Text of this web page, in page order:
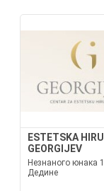
ESTETSKA
GEORGIJEV
Незнаного юнака
Дедине